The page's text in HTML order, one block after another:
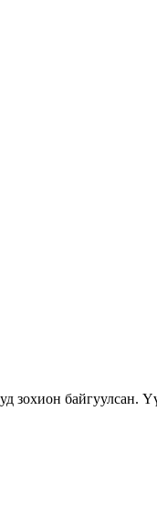
зохион байгуулсан.